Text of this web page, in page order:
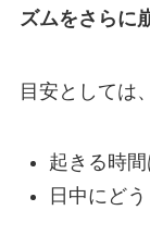
ズムをさらに
目安としては、
起きる時
日中にど